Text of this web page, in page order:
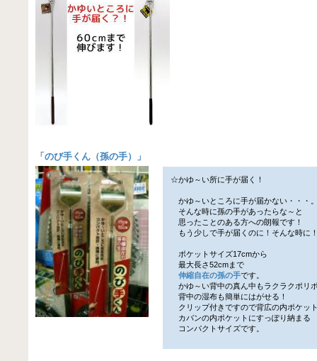
「 のび手くん（孫の手） 」
☆かゆ～い所に手が届く！
かゆ～いところに手が届かない・・・
そんな時に孫の手があったらな～と
思ったことのある方への朗報です！
もう少しで手が届くのに！そんな時に
ポケットサイズ17cmから
最大長さ52cmまで
伸縮自在の孫の手です。
かゆ～い背中の真ん中もラクラクポリ
背中の湿布も簡単にはがせる！
クリップ付きですので背広の内ポケッ
カバンの内ポケットにすっぽり納まる
コンパクトサイズです。